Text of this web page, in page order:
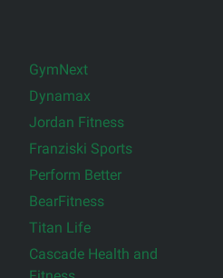
GymNext
Dynamax
Jordan Fitness
Franziski Sports
Perform Better
BearFitness
Titan Life
Cascade Health and